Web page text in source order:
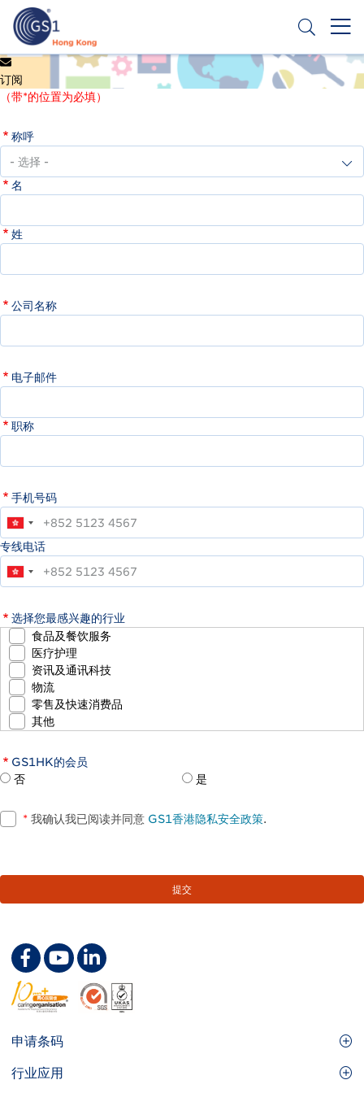
主
要
内
Header
Top
Menu
申请条码
订阅
（带*的位置为必填）
称呼
名
姓
公司名称
电子邮件
职称
手机号码
专线电话
选择您最感兴趣的行业
食品及餐饮服务
医疗护理
资讯及通讯科技
物流
零售及快速消费品
其他
GS1HK的会员
否
是
* 我确认我已阅读并同意 GS1香港隐私安全政策.
Footer
Site
申请条码
GS1条码
行业应用